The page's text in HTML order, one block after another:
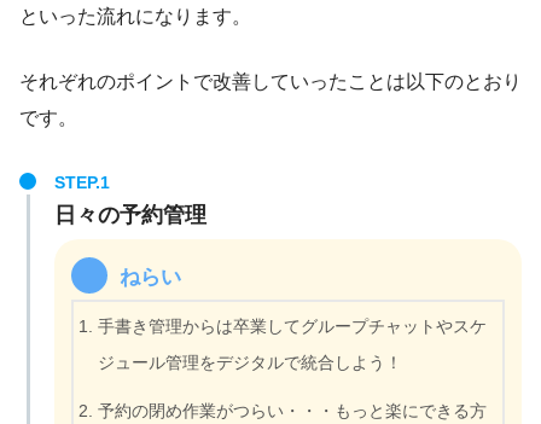
といった流れになります。
それぞれのポイントで改善していったことは以下のとおり
です。
日々の予約管理
ねらい
手書き管理からは卒業してグループチャットやスケ
ジュール管理をデジタルで統合しよう！
予約の閉め作業がつらい・・・もっと楽にできる方